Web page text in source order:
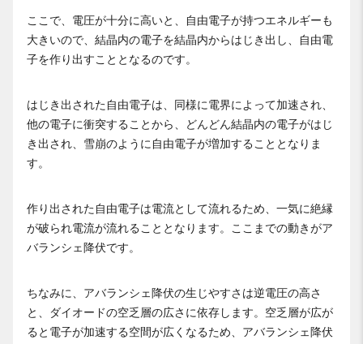
ここで、電圧が十分に高いと、自由電子が持つエネルギーも
大きいので、結晶内の電子を結晶内からはじき出し、自由電
子を作り出すこととなるのです。
はじき出された自由電子は、同様に電界によって加速され、
他の電子に衝突することから、どんどん結晶内の電子がはじ
き出され、雪崩のように自由電子が増加することとなりま
す。
作り出された自由電子は電流として流れるため、一気に絶縁
が破られ電流が流れることとなります。ここまでの動きがア
バランシェ降伏です。
ちなみに、アバランシェ降伏の生じやすさは逆電圧の高さ
と、ダイオードの空乏層の広さに依存します。空乏層が広が
ると電子が加速する空間が広くなるため、アバランシェ降伏